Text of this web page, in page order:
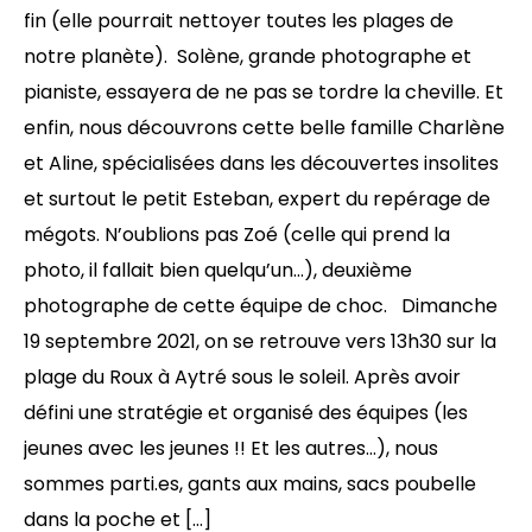
fin (elle pourrait nettoyer toutes les plages de
notre planète). Solène, grande photographe et
pianiste, essayera de ne pas se tordre la cheville. Et
enfin, nous découvrons cette belle famille Charlène
et Aline, spécialisées dans les découvertes insolites
et surtout le petit Esteban, expert du repérage de
mégots. N’oublions pas Zoé (celle qui prend la
photo, il fallait bien quelqu’un…), deuxième
photographe de cette équipe de choc. Dimanche
19 septembre 2021, on se retrouve vers 13h30 sur la
plage du Roux à Aytré sous le soleil. Après avoir
défini une stratégie et organisé des équipes (les
jeunes avec les jeunes !! Et les autres…), nous
sommes parti.es, gants aux mains, sacs poubelle
dans la poche et […]